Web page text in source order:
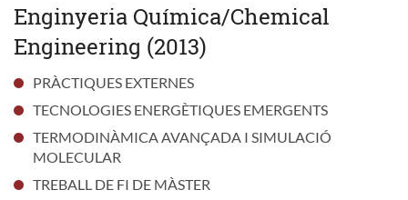
Enginyeria Química/Chemical
Engineering (2013)
PRÀCTIQUES EXTERNES
TECNOLOGIES ENERGÈTIQUES EMERGENTS
TERMODINÀMICA AVANÇADA I SIMULACIÓ
MOLECULAR
TREBALL DE FI DE MÀSTER